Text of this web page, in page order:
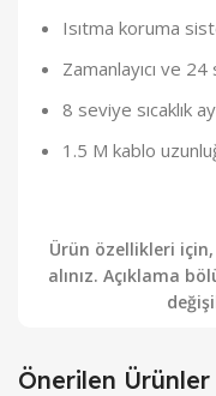
Isıtma koruma
Zamanlayıcı ve
8 seviye sıcaklık
1.5 M kablo
Ürün özellikleri
alınız. Açıklama
Önerilen Ürünler